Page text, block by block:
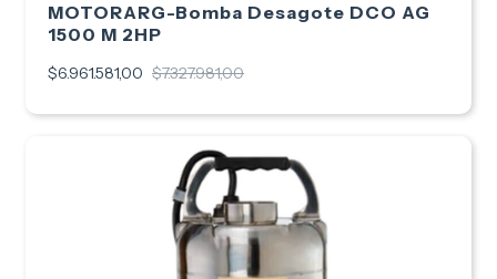
MOTORARG-Bomba Desagote DCO AG
1500 M 2HP
$6.961.581,00 $7.327.981,00